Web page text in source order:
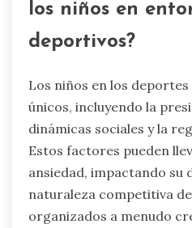
los niños en
deportivos?
Los niños en los
únicos, incluyendo la
dinámicas sociales y la
Estos factores pueden
ansiedad, impactando su
naturaleza competitiva
organizados a menudo